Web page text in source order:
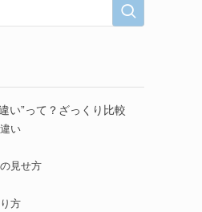
い”って？ざっくり比較
い
見せ方
方